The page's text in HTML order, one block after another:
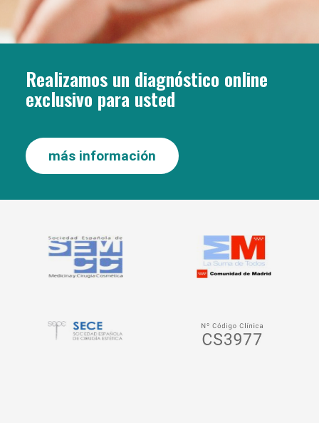
Realizamos un diagnóstico online
exclusivo para usted
más información